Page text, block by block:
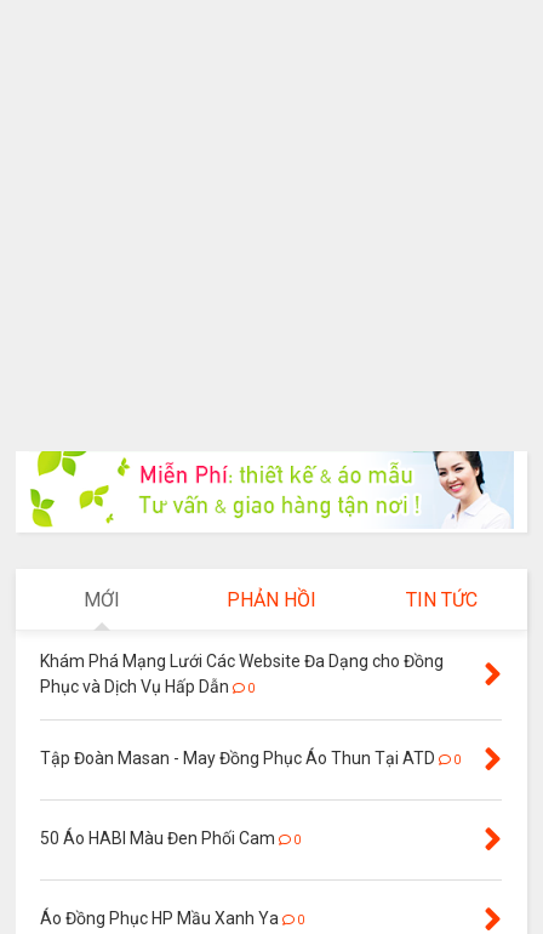
MỚI PHẢN HỒI TIN TỨC
Khám Phá Mạng Lưới Các Website Đa Dạng cho Đồng
Phục và Dịch Vụ Hấp Dẫn
0
Tập Đoàn Masan - May Đồng Phục Áo Thun Tại ATD 0
50 Áo HABI Màu Đen Phối Cam 0
Áo Đồng Phục HP Mầu Xanh Ya 0